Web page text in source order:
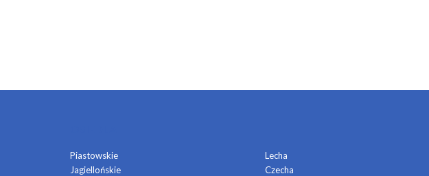
Piastowskie
Jagiellońskie
Lecha
Czecha